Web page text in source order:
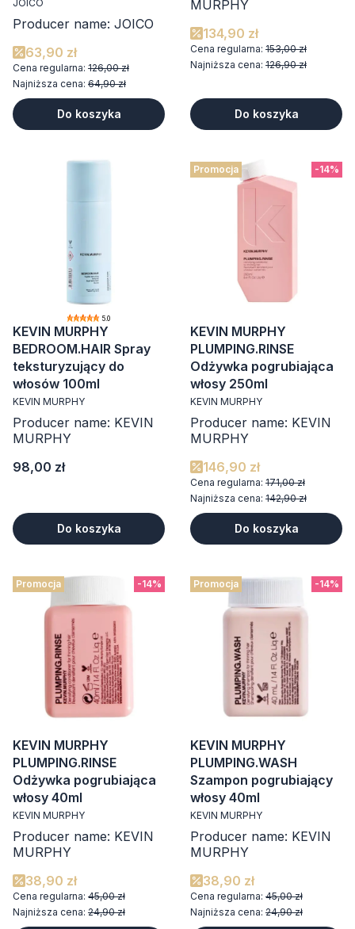
JOICO
Producer name: JOICO
63,90 zł
Cena regularna: 126,00 zł
Najniższa cena: 64,90 zł
Do koszyka
MURPHY
134,90 zł
Cena regularna: 153,00 zł
Najniższa cena: 126,90 zł
Do koszyka
5.0
KEVIN MURPHY
BEDROOM.HAIR Spray
teksturyzujący do
włosów 100ml
KEVIN MURPHY
Producer name: KEVIN
MURPHY
Cena
98,00 zł
Do koszyka
-14%
Promocja
KEVIN MURPHY
PLUMPING.RINSE
Odżywka pogrubiająca
włosy 250ml
KEVIN MURPHY
Producer name: KEVIN
MURPHY
146,90 zł
Cena regularna: 171,00 zł
Najniższa cena: 142,90 zł
Do koszyka
-14%
Promocja
KEVIN MURPHY
PLUMPING.RINSE
Odżywka pogrubiająca
włosy 40ml
KEVIN MURPHY
Producer name: KEVIN
MURPHY
38,90 zł
Cena regularna: 45,00 zł
Najniższa cena: 24,90 zł
-14%
Promocja
KEVIN MURPHY
PLUMPING.WASH
Szampon pogrubiający
włosy 40ml
KEVIN MURPHY
Producer name: KEVIN
MURPHY
38,90 zł
Cena regularna: 45,00 zł
Najniższa cena: 24,90 zł